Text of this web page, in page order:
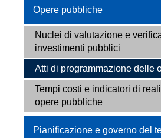
Opere pubbliche
Nuclei di valutazione e
investimenti pubblici
Atti di programmazione delle
Tempi costi e indicatori di
opere pubbliche
Pianificazione e governo del